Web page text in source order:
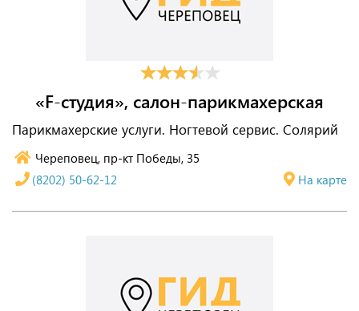
«F-студия», салон-парикмахерская
Парикмахерские услуги. Ногтевой сервис. Солярий
Череповец, пр-кт Победы, 35
На карте
(8202) 50-62-12